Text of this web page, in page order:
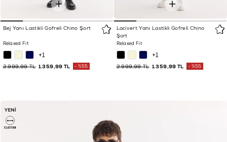
Bej Yanı Lastikli Gofreli Chino Şort
Relaxed Fit
+1
1.359,99 TL
2.999,99 TL %55
Lacivert Yanı Lastikli Gofreli Chino
Şort
Relaxed Fit
+1
1.359,99 TL
2.999,99 TL %55